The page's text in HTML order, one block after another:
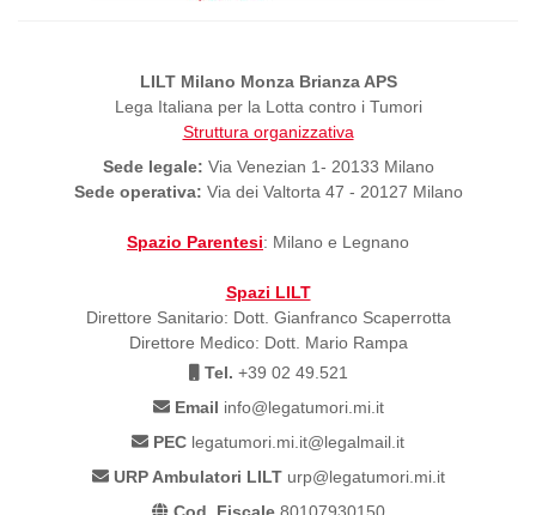
LILT Milano Monza Brianza APS
Lega Italiana per la Lotta contro i Tumori
Struttura organizzativa
Sede legale: Via Venezian 1- 20133 Milano
Sede operativa: Via dei Valtorta 47 - 20127 Milano
Spazio Parentesi: Milano e Legnano
Spazi LILT
Direttore Sanitario: Dott. Gianfranco Scaperrotta
Direttore Medico: Dott. Mario Rampa
Tel. +39 02 49.521
Email info@legatumori.mi.it
PEC legatumori.mi.it@legalmail.it
URP Ambulatori LILTurp@legatumori.mi.it